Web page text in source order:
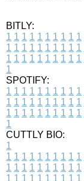
BITLY:
1 1 1 1 1 1 1 1 1 1
1 1 1 1 1 1 1 1 1 1
1 1 1 1 1 1 1 1 1 1
1
SPOTIFY:
1 1 1 1 1 1 1 1 1 1
1 1 1 1 1 1 1 1 1 1
1 1 1 1 1 1 1 1 1 1
1
CUTTLY BIO:
1
1 1 1 1 1 1 1 1 1 1
1 1 1 1 1 1 1 1 1 1
1 1 1 1 1 1 1 1 1 1